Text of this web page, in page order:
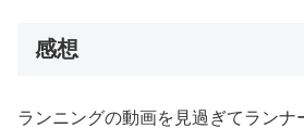
感想
ランニングの動画を見過ぎてランナ